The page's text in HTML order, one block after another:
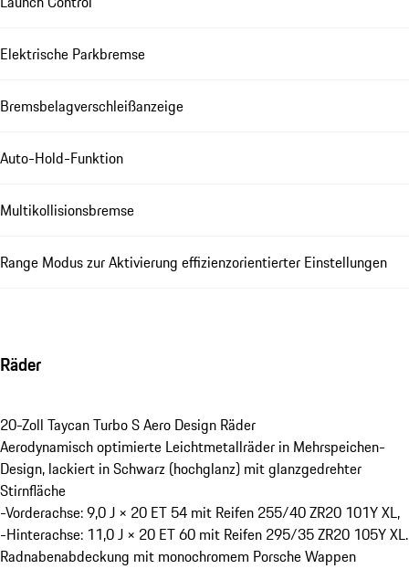
Elektrische Parkbremse
Bremsbelagverschleißanzeige
Auto-Hold-Funktion
Multikollisionsbremse
Range Modus zur Aktivierung effizienzorientierter Einstellungen
Räder
20-Zoll Taycan Turbo S Aero Design Räder
Aerodynamisch optimierte Leichtmetallräder in Mehrspeichen-
Design, lackiert in Schwarz (hochglanz) mit glanzgedrehter
Stirnfläche
-Vorderachse: 9,0 J × 20 ET 54 mit Reifen 255/40 ZR20 101Y XL,
-Hinterachse: 11,0 J × 20 ET 60 mit Reifen 295/35 ZR20 105Y XL.
Radnabenabdeckung mit monochromem Porsche Wappen